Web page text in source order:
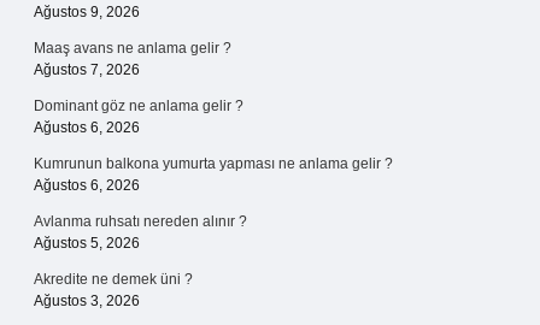
Ağustos 9, 2026
Maaş avans ne anlama gelir ?
Ağustos 7, 2026
Dominant göz ne anlama gelir ?
Ağustos 6, 2026
Kumrunun balkona yumurta yapması ne anlama gelir ?
Ağustos 6, 2026
Avlanma ruhsatı nereden alınır ?
Ağustos 5, 2026
Akredite ne demek üni ?
Ağustos 3, 2026